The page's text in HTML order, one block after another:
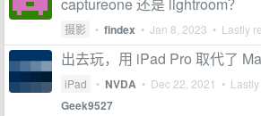
摄影 • findex • Jan 8, 2023 • Lastly
出去玩，用 iPad Pro 取代了
iPad • NVDA • Dec 22, 2021 •
Geek9527